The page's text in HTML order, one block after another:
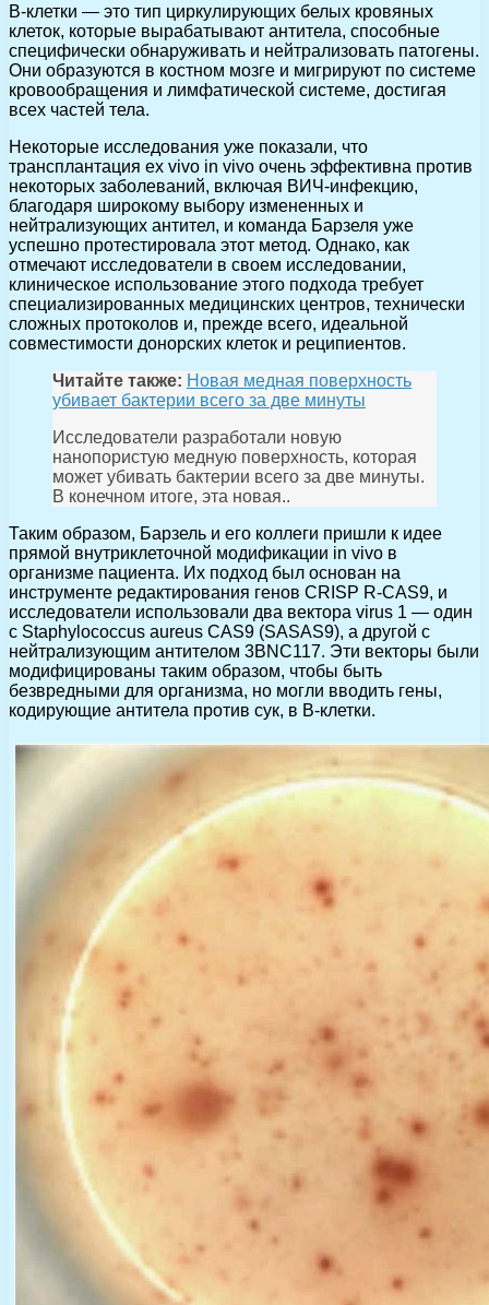
В-клетки — это тип циркулирующих белых кровяных
клеток, которые вырабатывают антитела, способные
специфически обнаруживать и нейтрализовать патогены.
Они образуются в костном мозге и мигрируют по системе
кровообращения и лимфатической системе, достигая
всех частей тела.
Некоторые исследования уже показали, что
трансплантация ex vivo in vivo очень эффективна против
некоторых заболеваний, включая ВИЧ-инфекцию,
благодаря широкому выбору измененных и
нейтрализующих антител, и команда Барзеля уже
успешно протестировала этот метод. Однако, как
отмечают исследователи в своем исследовании,
клиническое использование этого подхода требует
специализированных медицинских центров, технически
сложных протоколов и, прежде всего, идеальной
совместимости донорских клеток и реципиентов.
Читайте также: Новая медная поверхность
убивает бактерии всего за две минуты
Исследователи разработали новую
нанопористую медную поверхность, которая
может убивать бактерии всего за две минуты.
В конечном итоге, эта новая..
Таким образом, Барзель и его коллеги пришли к идее
прямой внутриклеточной модификации in vivo в
организме пациента. Их подход был основан на
инструменте редактирования генов CRISP R-CAS9, и
исследователи использовали два вектора virus 1 — один
с Staphylococcus aureus CAS9 (SASAS9), а другой с
нейтрализующим антителом 3BNC117. Эти векторы были
модифицированы таким образом, чтобы быть
безвредными для организма, но могли вводить гены,
кодирующие антитела против сук, в B-клетки.